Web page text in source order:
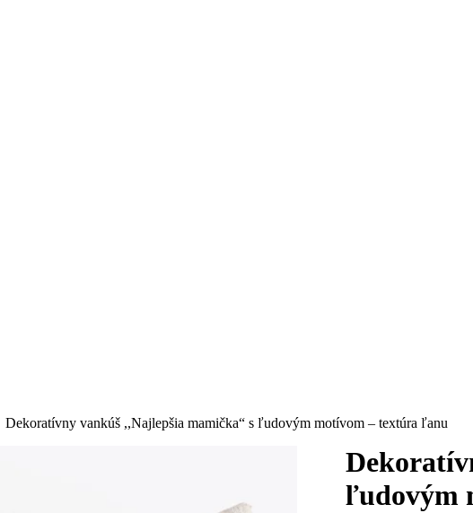
Dekoratívny vankúš ,,Najlepšia mamička“ s ľudovým motívom – textúra ľanu
ľudovým